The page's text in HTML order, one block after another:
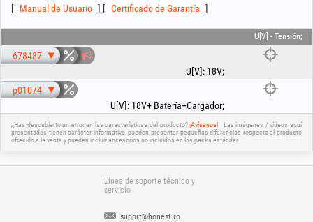
Se utiliza solo junto con la batería Li‑Ion de 18 V ONE EPTO® (678495,
Manual de Usuario Certificado de Garantía
U[V] - Tensión;
678487
U[V]: 18V;
p01074
U[V]: 18V+ Batería+Cargador;
¿Has descubierto un error en las características del producto?¡Avísanos!
Las imágenes / vídeos aquí
presentados tienen carácter informativo, pueden presentar pequeñas diferencias respecto al producto
ofrecido a la venta y pueden incluir accesorios no incluidos en los packs estándar.
Línea de soporte técnico y
servicio
suport@honest.ro